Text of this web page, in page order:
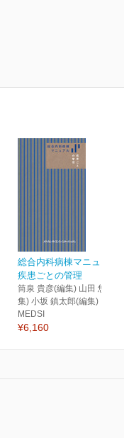
総合内科病棟マニュアル
疾患ごとの管理
筒泉 貴彦(編集) 山田 悠史(編
集) 小坂 鎮太郎(編集)
MEDSI
¥6,160